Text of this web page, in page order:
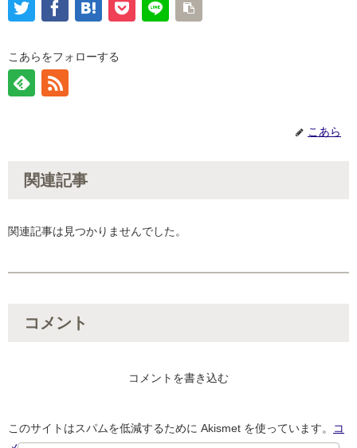
こあらをフォローする
こあら
関連記事
関連記事は見つかりませんでした。
コメント
コメントを書き込む
このサイトはスパムを低減するために Akismet を使っています。
コ